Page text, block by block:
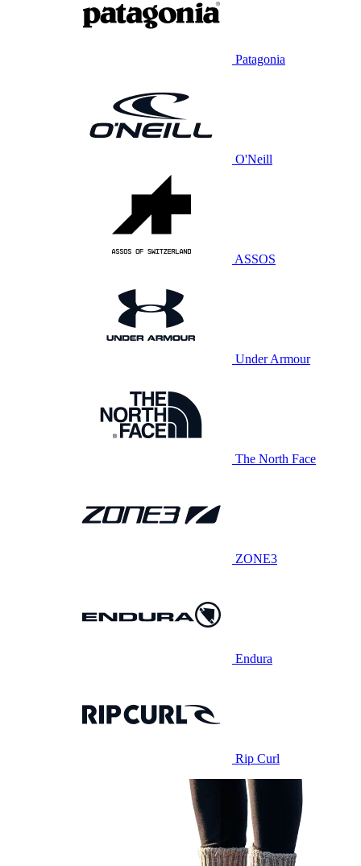
Patagonia
O'Neill
ASSOS
Under Armour
The North Face
ZONE3
Endura
Rip Curl